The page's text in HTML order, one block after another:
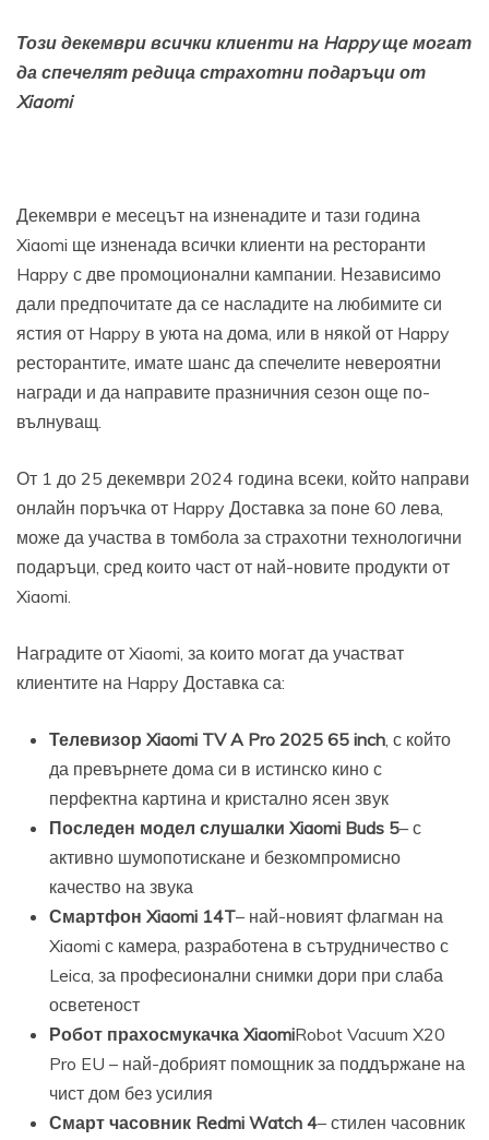
Този декември всички клиенти на Happy ще могат
да спечелят редица страхотни подаръци от
Xiaomi
Декември е месецът на изненадите и тази година
Xiaomi ще изненада всички клиенти на ресторанти
Happy с две промоционални кампании. Независимо
дали предпочитате да се насладите на любимите си
ястия от Happy в уюта на дома, или в някой от Happy
ресторантитe, имате шанс да спечелите невероятни
награди и да направите празничния сезон още по-
вълнуващ.
От 1 до 25 декември 2024 година всеки, който направи
онлайн поръчка от Happy Доставка за поне 60 лева,
може да участва в томбола за страхотни технологични
подаръци, сред които част от най-новите продукти от
Xiaomi.
Наградите от Xiaomi, за които могат да участват
клиентите на Happy Доставка са:
Телевизор Xiaomi TV A Pro 2025 65 inch, с който
да превърнете дома си в истинско кино с
перфектна картина и кристално ясен звук
Последен модел слушалки Xiaomi Buds 5– с
активно шумопотискане и безкомпромисно
качество на звука
Смартфон Xiaomi 14T– най-новият флагман на
Xiaomi с камера, разработена в сътрудничество с
Leica, за професионални снимки дори при слаба
осветеност
Робот прахосмукачка XiaomiRobot Vacuum X20
Pro EU – най-добрият помощник за поддържане на
чист дом без усилия
Смарт часовник Redmi Watch 4– стилен часовник